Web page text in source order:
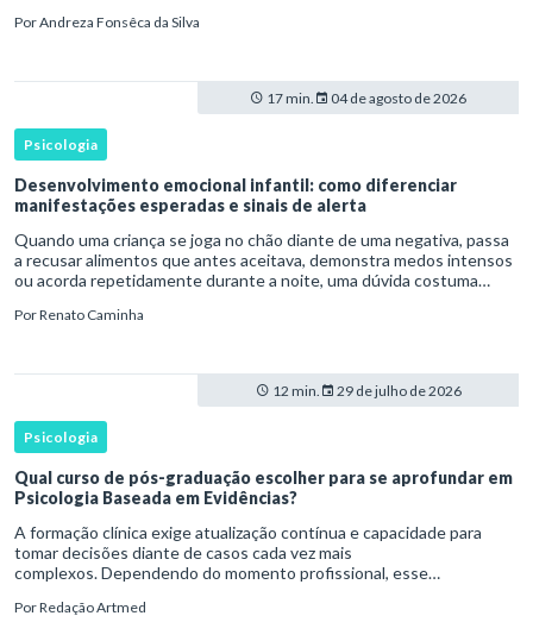
PorAndreza Fonsêca da Silva
17 min. 04 de agosto de 2026
Psicologia
Desenvolvimento emocional infantil: como diferenciar
manifestações esperadas e sinais de alerta
Quando uma criança se joga no chão diante de uma negativa, passa
a recusar alimentos que antes aceitava, demonstra medos intensos
ou acorda repetidamente durante a noite, uma dúvida costuma
PorRenato Caminha
12 min. 29 de julho de 2026
Psicologia
Qual curso de pós-graduação escolher para se aprofundar em
Psicologia Baseada em Evidências?
A formação clínica exige atualização contínua e capacidade para
tomar decisões diante de casos cada vez mais
complexos. Dependendo do momento profissional, esse
aprofundamento em ou a especializaçã
PorRedação Artmed